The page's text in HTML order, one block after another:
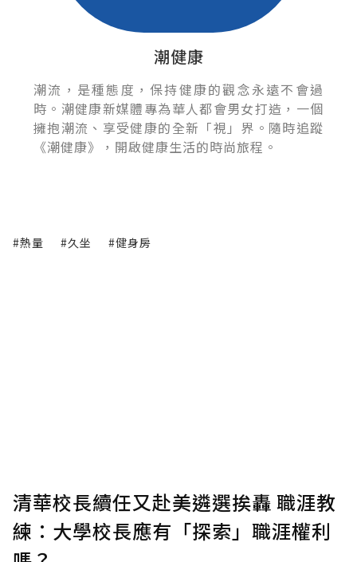
潮健康
潮流，是種態度，保持健康的觀念永遠不會過
時。潮健康新媒體專為華人都會男女打造，一個
擁抱潮流、享受健康的全新「視」界。隨時追蹤
《潮健康》，開啟健康生活的時尚旅程。
#熱量 #久坐 #健身房
清華校長續任又赴美遴選挨轟 職涯教
練：大學校長應有「探索」職涯權利